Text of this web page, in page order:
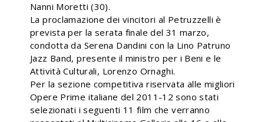
Nanni Moretti (30).
La proclamazione dei vincitori al Petruzzelli è
prevista per la serata finale del 31 marzo,
condotta da Serena Dandini con la Lino Patruno
Jazz Band, presente il ministro per i Beni e le
Attività Culturali, Lorenzo Ornaghi.
Per la sezione competitiva riservata alle migliori
Opere Prime italiane del 2011-12 sono stati
selezionati i seguenti 11 film che verranno